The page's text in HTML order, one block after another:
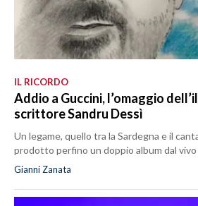
IL RICORDO
Addio a Guccini, l’omaggio
scrittore Sandru Dessì
Un legame, quello tra la Sardegna e il
prodotto perfino un doppio album dal vivo
Gianni Zanata